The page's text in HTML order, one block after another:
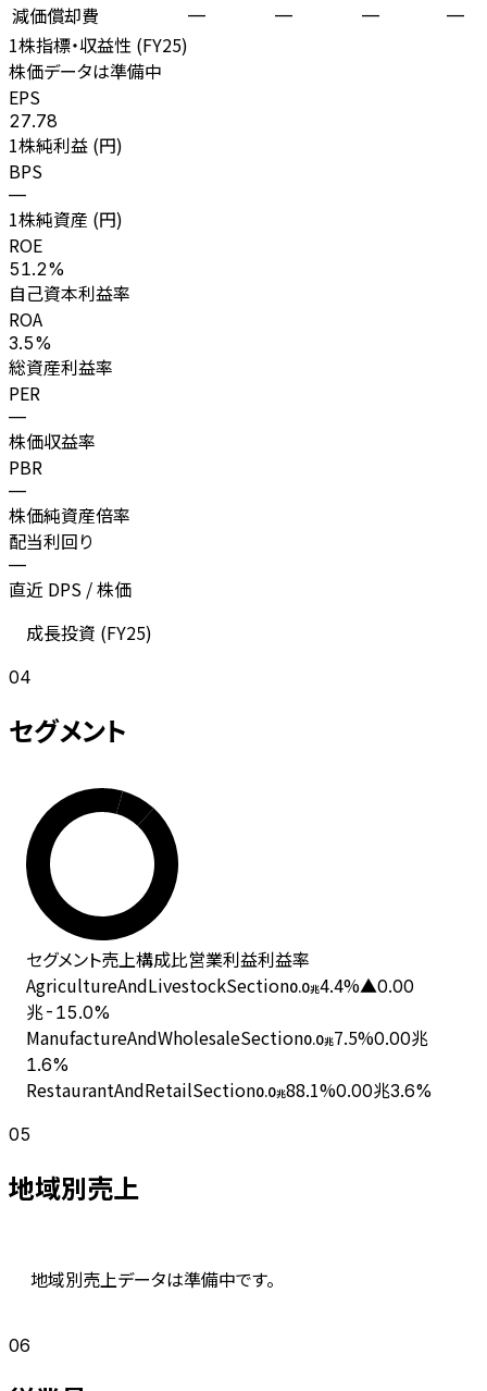
減価償却費 — — — —
1株指標・収益性 (FY25)
株価データは準備中
EPS
27.78
1株純利益 (円)
BPS
—
1株純資産 (円)
ROE
51.2%
自己資本利益率
ROA
3.5%
総資産利益率
PER
—
株価収益率
PBR
—
株価純資産倍率
配当利回り
—
直近 DPS / 株価
成長投資 (FY25)
04
セグメント
セグメント売上構成比営業利益利益率
AgricultureAndLivestockSection0.0兆4.4%▲0.00
兆-15.0%
ManufactureAndWholesaleSection0.0兆7.5%0.00兆
1.6%
RestaurantAndRetailSection0.0兆88.1%0.00兆3.6%
05
地域別売上
地域別売上データは準備中です。
06